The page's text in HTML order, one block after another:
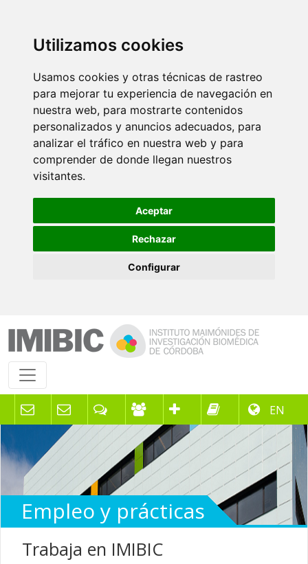
Utilizamos cookies
Usamos cookies y otras técnicas de rastreo
para mejorar tu experiencia de navegación en
nuestra web, para mostrarte contenidos
personalizados y anuncios adecuados, para
analizar el tráfico en nuestra web y para
comprender de donde llegan nuestros
visitantes.
Aceptar
Rechazar
Configurar
EN
Empleo y prácticas
Trabaja en IMIBIC